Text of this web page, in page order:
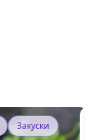
Закуски